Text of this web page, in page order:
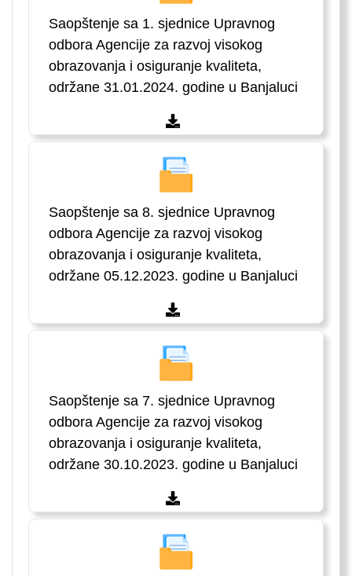
Saopštenje sa 1. sjednice Upravnog
odbora Agencije za razvoj visokog
obrazovanja i osiguranje kvaliteta,
održane 31.01.2024. godine u Banjaluci
Saopštenje sa 8. sjednice Upravnog
odbora Agencije za razvoj visokog
obrazovanja i osiguranje kvaliteta,
održane 05.12.2023. godine u Banjaluci
Saopštenje sa 7. sjednice Upravnog
odbora Agencije za razvoj visokog
obrazovanja i osiguranje kvaliteta,
održane 30.10.2023. godine u Banjaluci